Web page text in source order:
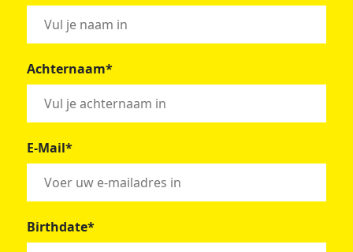
Achternaam*
E-Mail*
Birthdate*